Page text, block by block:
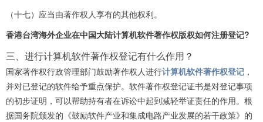
（十七）应当由著作权人享有的其他权利。
香港台湾海外企业在中国大陆计算机软件著作权版权如何注册登记?
三、进行计算机软件著作权登记有什么作用？
国家著作权行政管理部门鼓励著作权人进行计算机软件著作权登记 ，
并对已登记的软件给予重点保护。软件著作权登记证书是对登记事项
的初步证明，可以帮助持有者在诉讼中起到减轻举证责任的作用。根
据国务院颁发的《鼓励软件产业和集成电路产业发展的若干政策》的